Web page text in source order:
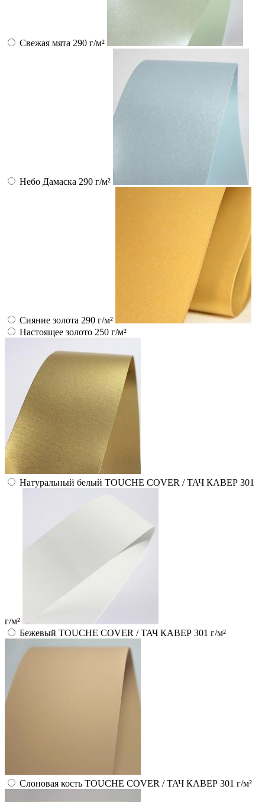
Свежая мята 290 г/м²
Небо Дамаска 290 г/м²
Сияние золота 290 г/м²
Настоящее золото 250 г/м²
Натуральный белый TOUCHE COVER / ТАЧ КАВЕР 301
г/м²
Бежевый TOUCHE COVER / ТАЧ КАВЕР 301 г/м²
Слоновая кость TOUCHE COVER / ТАЧ КАВЕР 301 г/м²